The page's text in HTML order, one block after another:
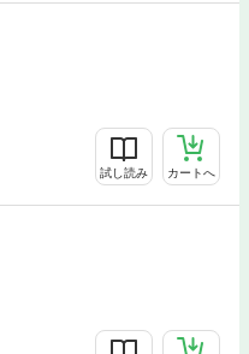
試し読み カートへ